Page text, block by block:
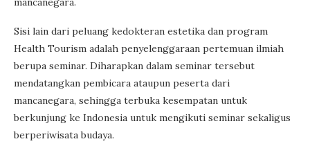
Sisi lain dari peluang kedokteran estetika dan program
Health Tourism adalah penyelenggaraan pertemuan ilmiah
berupa seminar. Diharapkan dalam seminar tersebut
mendatangkan pembicara ataupun peserta dari
mancanegara, sehingga terbuka kesempatan untuk
berkunjung ke Indonesia untuk mengikuti seminar sekaligus
berperiwisata budaya.